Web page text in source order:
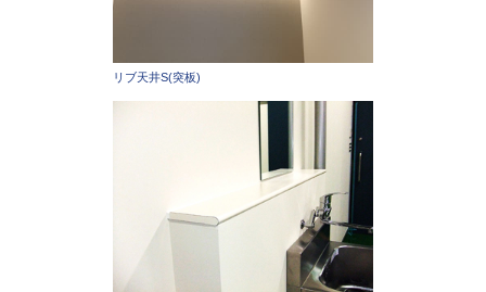
リブ天井S(突板)